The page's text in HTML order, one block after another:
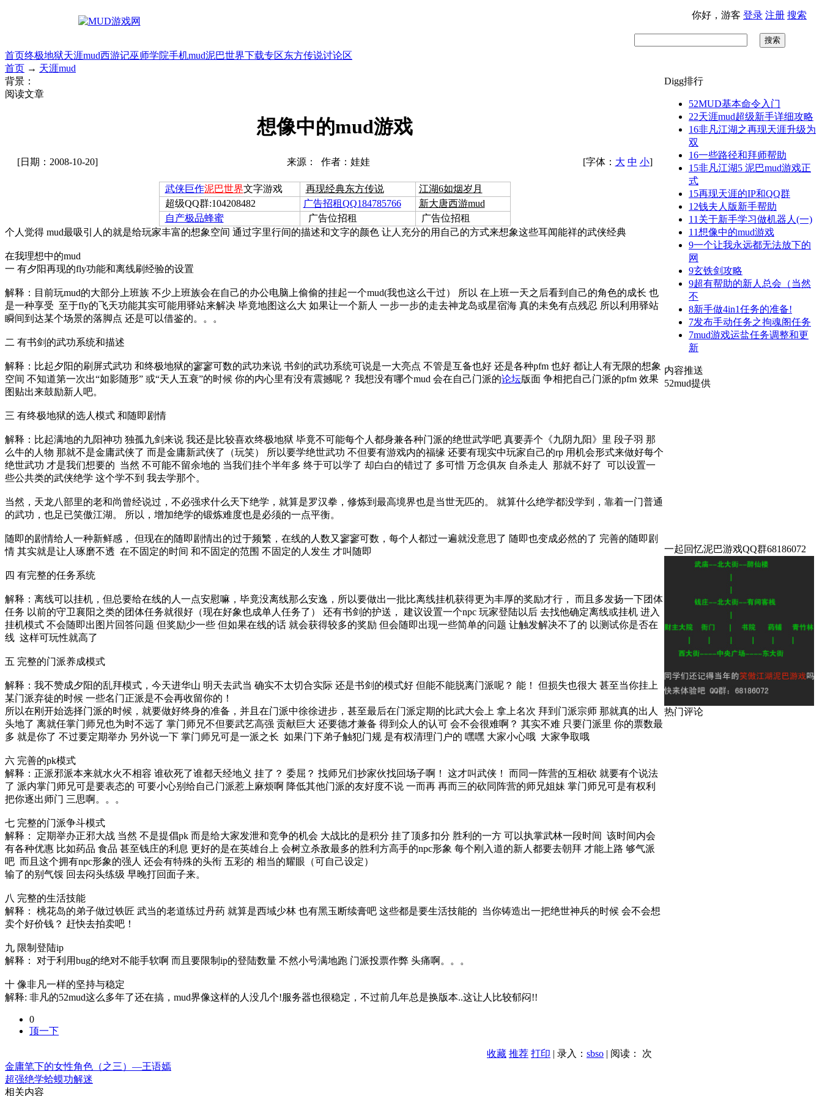
你好，游客 登录 注册 搜索
搜索
首页终极地狱天涯mud西游记巫师学院手机mud泥巴世界下载专区东方传说讨论区
首页 → 天涯mud
背景：
阅读文章
想像中的mud游戏
[日期：2008-10-20] 来源： 作者：娃娃 [字体： 大 中 小]
武侠巨作泥巴世界文字游戏 再现经典东方传说
江湖6如烟岁月
超级QQ群:104208482
广告招租QQ184785766
新大唐西游mud
自产极品蜂蜜
广告位招租
广告位招租
个人觉得 mud最吸引人的就是给玩家丰富的想象空间 通过字里行间的描述和文字的颜色 让人充分的用自己的方式来想象这些耳闻能祥的武侠经典
在我理想中的mud
一 有夕阳再现的fly功能和离线刷经验的设置
解释：目前玩mud的大部分上班族 不少上班族会在自己的办公电脑上偷偷的挂起一个mud(我也这么干过） 所以 在上班一天之后看到自己的角色的成长 也
是一种享受 至于fly的飞天功能其实可能用驿站来解决 毕竟地图这么大 如果让一个新人 一步一步的走去神龙岛或星宿海 真的未免有点残忍 所以利用驿站
瞬间到达某个场景的落脚点 还是可以借鉴的。。。
二 有书剑的武功系统和描述
解释：比起夕阳的刷屏式武功 和终极地狱的寥寥可数的武功来说 书剑的武功系统可说是一大亮点 不管是互备也好 还是各种pfm 也好 都让人有无限的想象
空间 不知道第一次出“如影随形” 或“天人五衰”的时候 你的内心里有没有震撼呢？ 我想没有哪个mud 会在自己门派的论坛版面 争相把自己门派的pfm 效果
图贴出来鼓励新人吧。
三 有终极地狱的选人模式 和随即剧情
解释：比起满地的九阳神功 独孤九剑来说 我还是比较喜欢终极地狱 毕竟不可能每个人都身兼各种门派的绝世武学吧 真要弄个《九阴九阳》里 段子羽 那
么牛的人物 那就不是金庸武侠了 而是金庸新武侠了（玩笑） 所以要学绝世武功 不但要有游戏内的福缘 还要有现实中玩家自己的rp 用机会形式来做好每个
绝世武功 才是我们想要的 当然 不可能不留余地的 当我们挂个半年多 终于可以学了 却白白的错过了 多可惜 万念俱灰 自杀走人 那就不好了 可以设置一
些公共类的武侠绝学 这个学不到 我去学那个。
当然，天龙八部里的老和尚曾经说过，不必强求什么天下绝学，就算是罗汉拳，修炼到最高境界也是当世无匹的。 就算什么绝学都没学到，靠着一门普通
的武功，也足已笑傲江湖。 所以，增加绝学的锻炼难度也是必须的一点平衡。
随即的剧情给人一种新鲜感， 但现在的随即剧情出的过于频繁，在线的人数又寥寥可数，每个人都过一遍就没意思了 随即也变成必然的了 完善的随即剧
情 其实就是让人琢磨不透 在不固定的时间 和不固定的范围 不固定的人发生 才叫随即
四 有完整的任务系统
解释：离线可以挂机，但总要给在线的人一点安慰嘛，毕竟没离线那么安逸，所以要做出一批比离线挂机获得更为丰厚的奖励才行， 而且多发扬一下团体
任务 以前的守卫襄阳之类的团体任务就很好（现在好象也成单人任务了） 还有书剑的护送， 建议设置一个npc 玩家登陆以后 去找他确定离线或挂机 进入
挂机模式 不会随即出图片回答问题 但奖励少一些 但如果在线的话 就会获得较多的奖励 但会随即出现一些简单的问题 让触发解决不了的 以测试你是否在
线 这样可玩性就高了
五 完整的门派养成模式
解释：我不赞成夕阳的乱拜模式，今天进华山 明天去武当 确实不太切合实际 还是书剑的模式好 但能不能脱离门派呢？ 能！ 但损失也很大 甚至当你挂上
某门派弃徒的时候 一些名门正派是不会再收留你的！
所以在刚开始选择门派的时候，就要做好终身的准备，并且在门派中徐徐进步，甚至最后在门派定期的比武大会上 拿上名次 拜到门派宗师 那就真的出人
头地了 离就任掌门师兄也为时不远了 掌门师兄不但要武艺高强 贡献巨大 还要德才兼备 得到众人的认可 会不会很难啊？ 其实不难 只要门派里 你的票数最
多 就是你了 不过要定期举办 另外说一下 掌门师兄可是一派之长 如果门下弟子触犯门规 是有权清理门户的 嘿嘿 大家小心哦 大家争取哦
六 完善的pk模式
解释：正派邪派本来就水火不相容 谁砍死了谁都天经地义 挂了？ 委屈？ 找师兄们抄家伙找回场子啊！ 这才叫武侠！ 而同一阵营的互相砍 就要有个说法
了 派内掌门师兄可是要表态的 可要小心别给自己门派惹上麻烦啊 降低其他门派的友好度不说 一而再 再而三的砍同阵营的师兄姐妹 掌门师兄可是有权利
把你逐出师门 三思啊。。。
七 完整的门派争斗模式
解释： 定期举办正邪大战 当然 不是提倡pk 而是给大家发泄和竞争的机会 大战比的是积分 挂了顶多扣分 胜利的一方 可以执掌武林一段时间 该时间内会
有各种优惠 比如药品 食品 甚至钱庄的利息 更好的是在英雄台上 会树立杀敌最多的胜利方高手的npc形象 每个刚入道的新人都要去朝拜 才能上路 够气派
吧 而且这个拥有npc形象的强人 还会有特殊的头衔 五彩的 相当的耀眼（可自己设定）
输了的别气馁 回去闷头练级 早晚打回面子来。
八 完整的生活技能
解释： 桃花岛的弟子做过铁匠 武当的老道练过丹药 就算是西域少林 也有黑玉断续膏吧 这些都是要生活技能的 当你铸造出一把绝世神兵的时候 会不会想
卖个好价钱？ 赶快去拍卖吧！
九 限制登陆ip
解释： 对于利用bug的绝对不能手软啊 而且要限制ip的登陆数量 不然小号满地跑 门派投票作弊 头痛啊。。。
十 像非凡一样的坚持与稳定
解释: 非凡的52mud这么多年了还在搞，mud界像这样的人没几个!服务器也很稳定，不过前几年总是换版本..这让人比较郁闷!!
0
顶一下
收藏 推荐 打印 | 录入： sbso | 阅读：
次
金庸笔下的女性角色（之三）—王语嫣
超强绝学蛤蟆功解迷
相关内容
Digg排行
52MUD基本命令入门
22天涯mud超级新手详细攻略
16非凡江湖之再现天涯升级为
双
16一些路径和拜师帮助
15非凡江湖5 泥巴mud游戏正
式
15再现天涯的IP和QQ群
12钱夫人版新手帮助
11 关于新手学习做机器人(一)
11想像中的mud游戏
9一个让我永远都无法放下的
网
9玄铁剑攻略
9超有帮助的新人总会（当然
不
8新手做4in1任务的准备!
7发布手动任务之拘魂阁任务
7mud游戏运盐任务调整和更
新
内容推送
52mud提供
一起回忆泥巴游戏QQ群68186072
热门评论